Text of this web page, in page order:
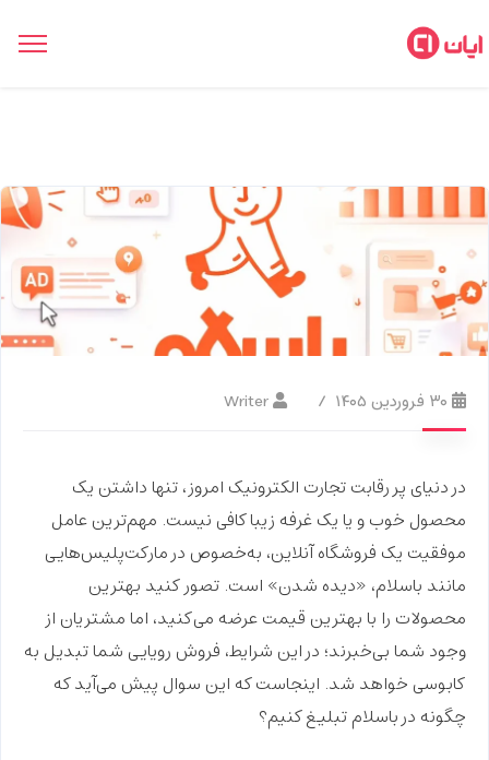
۳۰ فروردین ۱۴۰۵ Writer
در دنیای پر رقابت تجارت الکترونیک امروز، تنها داشتن یک
محصول خوب و یا یک غرفه زیبا کافی نیست. مهم‌ترین عامل
موفقیت یک فروشگاه آنلاین، به‌خصوص در مارکت‌پلیس‌هایی
مانند باسلام، «دیده شدن» است. تصور کنید بهترین
محصولات را با بهترین قیمت عرضه می‌کنید، اما مشتریان از
وجود شما بی‌خبرند؛ در این شرایط، فروش رویایی شما تبدیل به
کابوسی خواهد شد. اینجاست که این سوال پیش می‌آید که
چگونه در باسلام تبلیغ کنیم؟